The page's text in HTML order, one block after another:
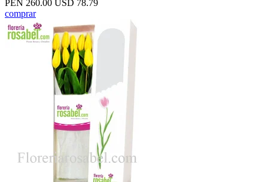
PEN 260.00 USD 78.79
comprar